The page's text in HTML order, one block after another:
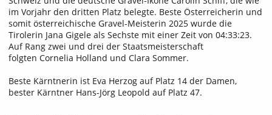
im Vorjahr den dritten Platz belegte. Beste Österreicherin und
somit österreichische Gravel-Meisterin 2025 wurde die
Tirolerin Jana Gigele als Sechste mit einer Zeit von 04:33:23.
Auf Rang zwei und drei der Staatsmeisterschaft
folgten Cornelia Holland und Clara Sommer.
Beste Kärntnerin ist Eva Herzog auf Platz 14 der Damen,
bester Kärntner Hans-Jörg Leopold auf Platz 47.